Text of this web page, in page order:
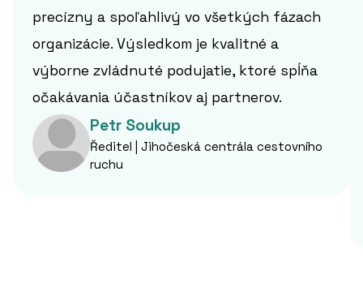
precízny a spoľahlivý vo všetkých fázach
organizácie. Výsledkom je kvalitné a
výborne zvládnuté podujatie, ktoré spĺňa
očakávania účastníkov aj partnerov.
Petr Soukup
Ředitel | Jihočeská centrála cestovního
ruchu